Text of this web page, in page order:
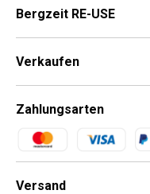
Bergzeit RE-USE
Verkaufen
Zahlungsarten
Zahlungsmethoden
Versand